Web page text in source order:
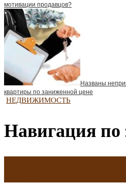
мотивации продавцов?
Названы
квартиры по заниженной цене
НЕДВИЖИМОСТЬ
Навигация по